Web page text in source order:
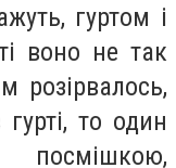
гуртом і
воно не так
розірвалось,
то один
посмішкою,